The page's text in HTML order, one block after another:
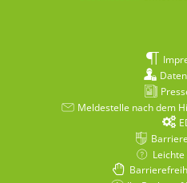
Meldestelle nach dem